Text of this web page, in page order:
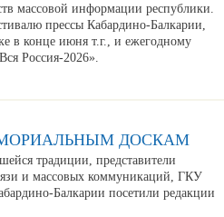
массовой информации республики.
прессы Кабардино-Балкарии,
в конце июня т.г., и ежегодному
Россия-2026».
ДОСКАМ
традиции, представители
и массовых коммуникаций, ГКУ
Балкарии посетили редакции